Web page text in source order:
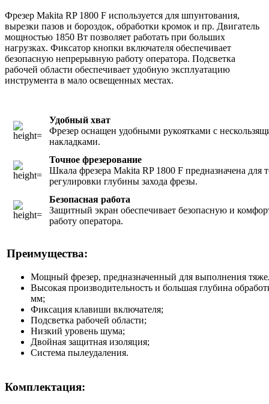
Фрезер Makita RP 1800 F используется для шпунтования,
вырезки пазов и бороздок, обработки кромок и пр. Двигатель
мощностью 1850 Вт позволяет работать при больших
нагрузках. Фиксатор кнопки включателя обеспечивает
безопасную непрерывную работу оператора. Подсветка
рабочей области обеспечивает удобную эксплуатацию
инструмента в мало освещенных местах.
Удобный хват
Фрезер оснащен удобными рукоятками с
накладками.
Точное фрезерование
Шкала фрезера Makita RP 1800 F предназначена для
регулировки глубины захода фрезы.
Безопасная работа
Защитный экран обеспечивает безопасную и
работу оператора.
Преимущества:
Мощный фрезер, предназначенный для выполнения
Высокая производительность и большая глубина
мм;
Фиксация клавиши включателя;
Подсветка рабочей области;
Низкий уровень шума;
Двойная защитная изоляция;
Система пылеудаления.
Комплектация: